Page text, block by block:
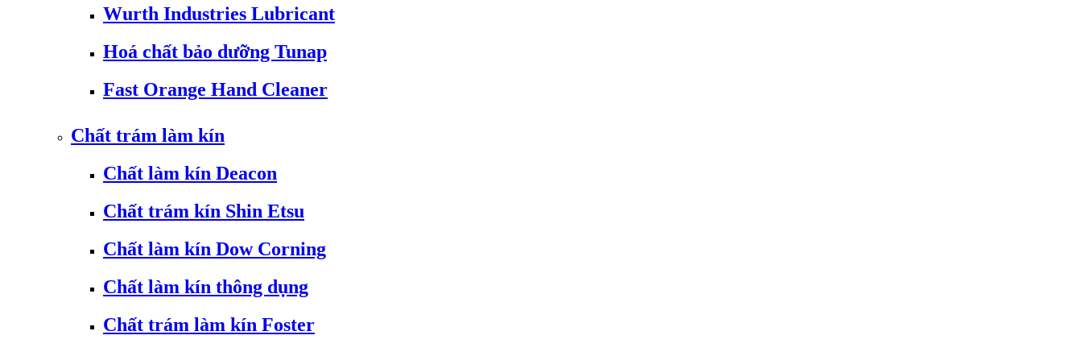
Wurth Industries Lubricant
Hoá chất bảo dưỡng Tunap
Fast Orange Hand Cleaner
Chất trám làm kín
Chất làm kín Deacon
Chất trám kín Shin Etsu
Chất làm kín Dow Corning
Chất làm kín thông dụng
Chất trám làm kín Foster